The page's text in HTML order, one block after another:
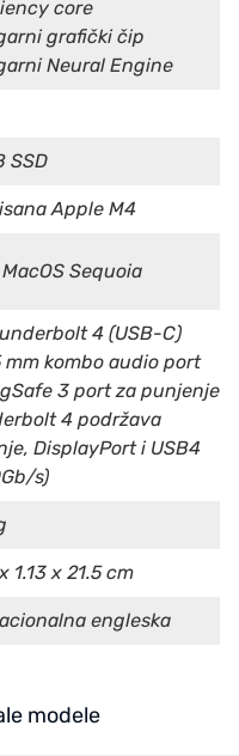
core
grafički čip
Neural Engine
SSD
Apple M4
Sequoia
4 (USB-C)
mm kombo audio port
3 port za punjenje
4 podržava
DisplayPort i USB4
s)
1.13 x 21.5 cm
engleska
modele